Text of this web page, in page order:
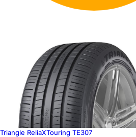
Triangle ReliaXTouring TE307